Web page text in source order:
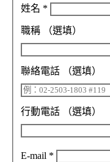
姓名 *
職稱 （選填）
聯絡電話 （選填）
行動電話 （選填）
E-mail *